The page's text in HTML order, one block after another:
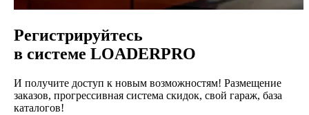
Регистрируйтесь
в системе LOADERPRO
И получите доступ к новым возможностям! Размещение
заказов, прогрессивная система скидок, свой гараж, база
каталогов!